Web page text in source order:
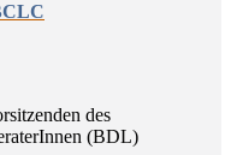
des
(BDL)